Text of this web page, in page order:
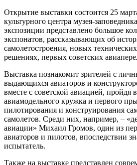
Открытие выставки состоится 25
культурного центра музея-
экспозиции представлено большое
экспонатов, рассказывающих об
самолетостроения, новых
решениях, первых советских
Выставка познакомит зрителей с
выдающихся авиаторов и
вместе с советской авиацией, пройдя
авиамодельного кружка и первого
пилотирования и конструирования
самолетов. Среди них, например, –
авиации» Михаил Громов, один из
авиаторов и пилотов, впоследствии
испытатель.
Также на выставке представлен